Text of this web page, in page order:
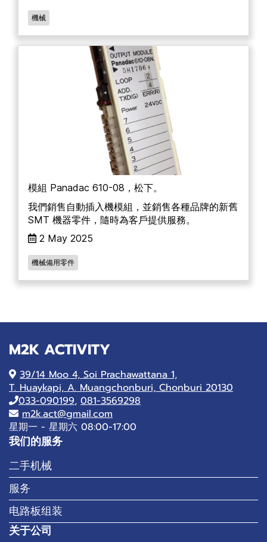
機械
模組 Panadac 610-08，松下。
我們銷售自動插入機模組，並銷售各種品牌的新舊
SMT 機器零件，隨時為客戶提供服務。
2 May 2025
機械備用零件
M2K ACTIVITY
39/14 Moo 4, Soi Prachawattana 1,
T. Huaykapi, A. Muangchonburi, Chonburi 20130
033-090199, 081-3569298
m2k.act@gmail.com
星期一 - 星期六 08:00-17:00
我们的服务
二手机械
服务
电路板组装
关于公司